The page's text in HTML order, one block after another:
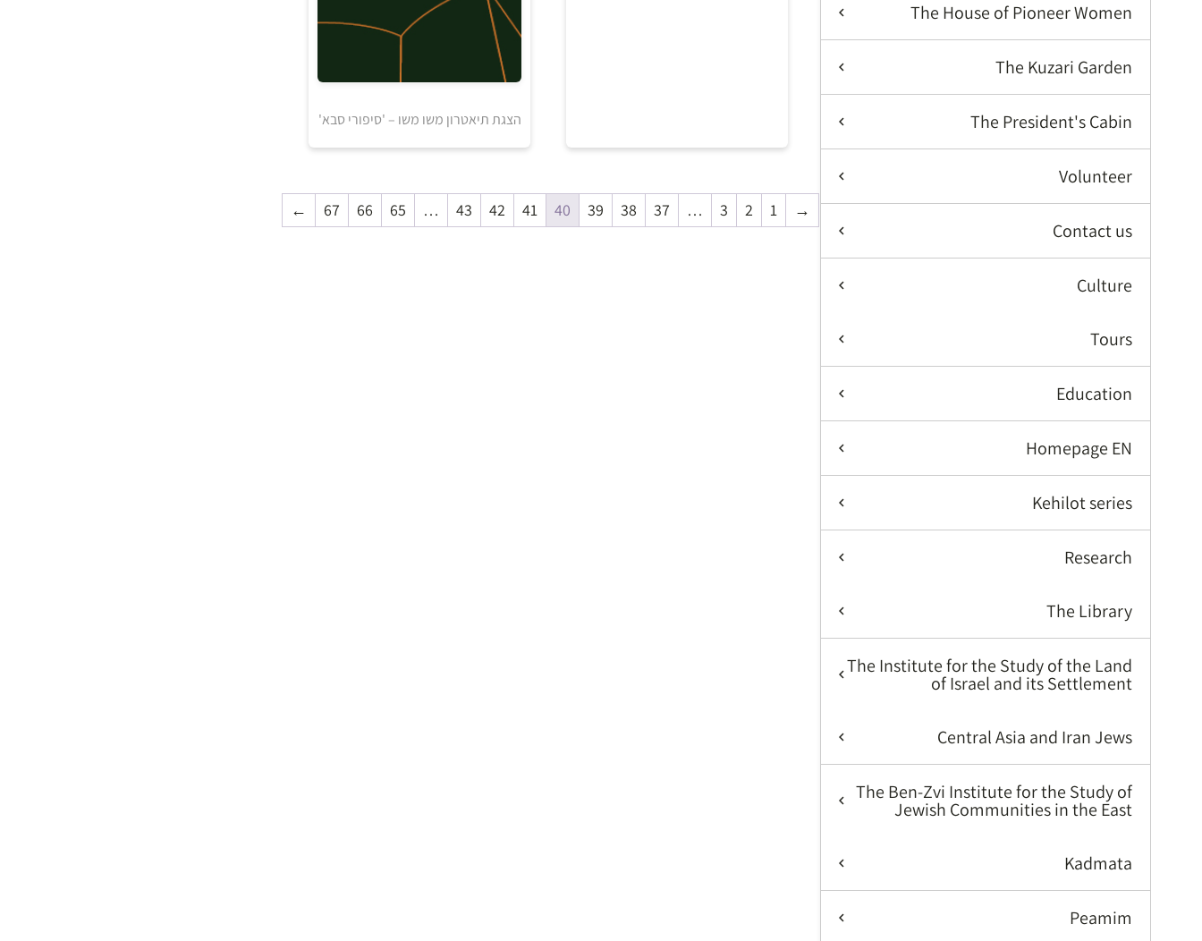
The House of Pioneer Women
The Kuzari Garden
The President's Cabin
Volunteer
Contact us
Culture
Tours
Education
Homepage EN
Kehilot series
Research
The Library
The Institute for the Study of the Land
of Israel and its Settlement
Central Asia and Iran Jews
The Ben-Zvi Institute for the Study of
Jewish Communities in the East
Kadmata
Peamim
5
₪
הצגת תיאטרון משו משו – 'סיפורי סבא'
→
1
2
3
…
37
38
39
40
41
42
43
…
65
66
67
←